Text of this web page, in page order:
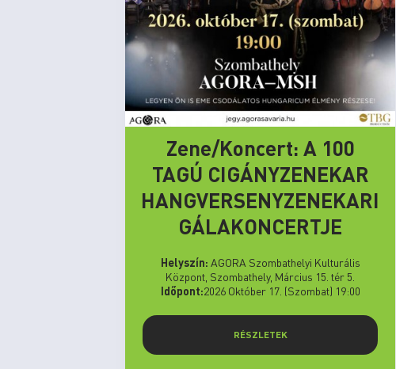
Zene/Koncert: A 100
TAGÚ CIGÁNYZENEKAR
HANGVERSENYZENEKARI
GÁLAKONCERTJE
Helyszín: AGORA Szombathelyi Kulturális
Központ, Szombathely, Március 15. tér 5.
Időpont:2026 Október 17. (Szombat) 19:00
RÉSZLETEK